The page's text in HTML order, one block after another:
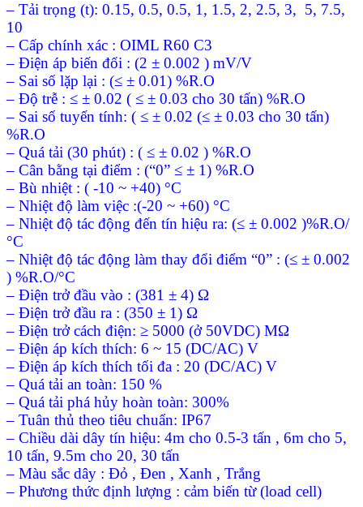
– Tải trọng (t): 0.15, 0.5, 0.5, 1, 1.5, 2, 2.5, 3, 5, 7.5,
10
– Cấp chính xác : OIML R60 C3
– Điện áp biến đổi : (2 ± 0.002 ) mV/V
– Sai số lặp lại : (≤ ± 0.01) %R.O
– Độ trễ : ≤ ± 0.02 ( ≤ ± 0.03 cho 30 tấn) %R.O
– Sai số tuyến tính: ( ≤ ± 0.02 (≤ ± 0.03 cho 30 tấn)
%R.O
– Quá tải (30 phút) : ( ≤ ± 0.02 ) %R.O
– Cân bằng tại điểm : (“0” ≤ ± 1) %R.O
– Bù nhiệt : ( -10 ~ +40) °C
– Nhiệt độ làm việc :(-20 ~ +60) °C
– Nhiệt độ tác động đến tín hiệu ra: (≤ ± 0.002 )%R.O/
°C
– Nhiệt độ tác động làm thay đổi điểm “0” : (≤ ± 0.002
) %R.O/°C
– Điện trở đầu vào : (381 ± 4) Ω
– Điện trở đầu ra : (350 ± 1) Ω
– Điện trở cách điện: ≥ 5000 (ở 50VDC) MΩ
– Điện áp kích thích: 6 ~ 15 (DC/AC) V
– Điện áp kích thích tối đa : 20 (DC/AC) V
– Quá tải an toàn: 150 %
– Quá tải phá hủy hoàn toàn: 300%
– Tuân thủ theo tiêu chuẩn: IP67
– Chiều dài dây tín hiệu: 4m cho 0.5-3 tấn , 6m cho 5,
10 tấn, 9.5m cho 20, 30 tấn
– Màu sắc dây : Đỏ , Đen , Xanh , Trắng
– Phương thức định lượng : cảm biến từ (load cell)